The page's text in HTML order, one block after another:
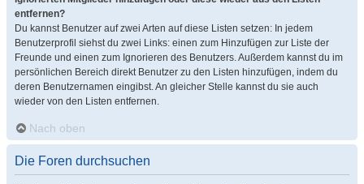
entfernen?
Du kannst Benutzer auf zwei Arten auf diese Listen setzen: In jedem
Benutzerprofil siehst du zwei Links: einen zum Hinzufügen zur Liste der
Freunde und einen zum Ignorieren des Benutzers. Außerdem kannst du im
persönlichen Bereich direkt Benutzer zu den Listen hinzufügen, indem du
deren Benutzernamen eingibst. An gleicher Stelle kannst du sie auch
wieder von den Listen entfernen.
Nach oben
Die Foren durchsuchen